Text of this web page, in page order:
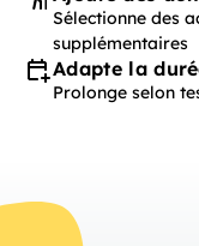
Sélectionne des
supplémentaires
Adapte la
Prolonge selon